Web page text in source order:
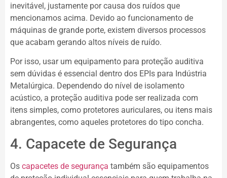
inevitável, justamente por causa dos ruídos que
mencionamos acima. Devido ao funcionamento de
máquinas de grande porte, existem diversos processos
que acabam gerando altos níveis de ruído.
Por isso, usar um equipamento para proteção auditiva
sem dúvidas é essencial dentro dos EPIs para Indústria
Metalúrgica. Dependendo do nível de isolamento
acústico, a proteção auditiva pode ser realizada com
itens simples, como protetores auriculares, ou itens mais
abrangentes, como aqueles protetores do tipo concha.
4. Capacete de Segurança
Os capacetes de segurança também são equipamentos